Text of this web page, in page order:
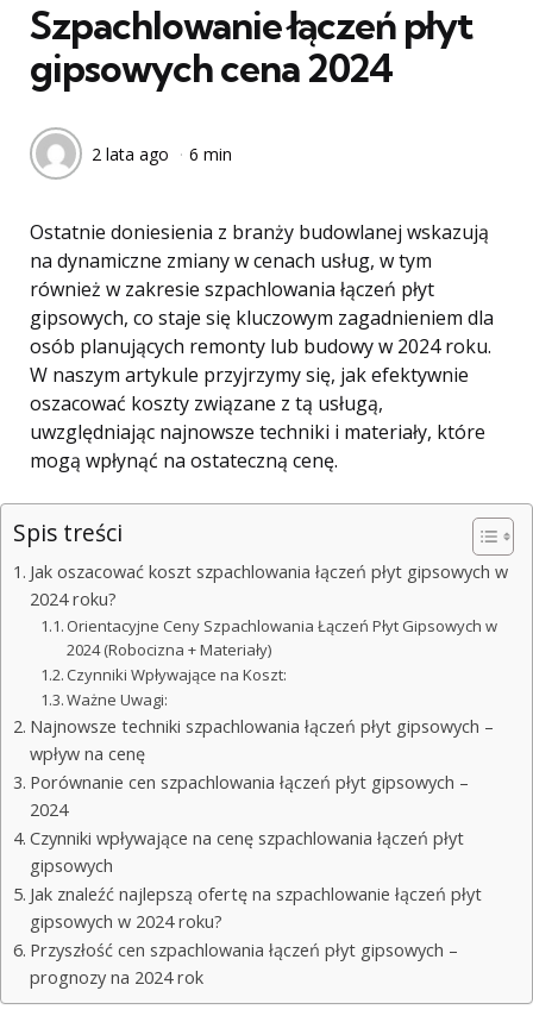
Szpachlowanie łączeń płyt
gipsowych cena 2024
2 lata ago 6 min
Ostatnie doniesienia z branży budowlanej wskazują
na dynamiczne zmiany w cenach usług, w tym
również w zakresie szpachlowania łączeń płyt
gipsowych, co staje się kluczowym zagadnieniem dla
osób planujących remonty lub budowy w 2024 roku.
W naszym artykule przyjrzymy się, jak efektywnie
oszacować koszty związane z tą usługą,
uwzględniając najnowsze techniki i materiały, które
mogą wpłynąć na ostateczną cenę.
Spis treści
Jak oszacować koszt szpachlowania łączeń płyt gipsowych w
2024 roku?
Orientacyjne Ceny Szpachlowania Łączeń Płyt Gipsowych w
2024 (Robocizna + Materiały)
Czynniki Wpływające na Koszt:
Ważne Uwagi:
Najnowsze techniki szpachlowania łączeń płyt gipsowych –
wpływ na cenę
Porównanie cen szpachlowania łączeń płyt gipsowych –
2024
Czynniki wpływające na cenę szpachlowania łączeń płyt
gipsowych
Jak znaleźć najlepszą ofertę na szpachlowanie łączeń płyt
gipsowych w 2024 roku?
Przyszłość cen szpachlowania łączeń płyt gipsowych –
prognozy na 2024 rok